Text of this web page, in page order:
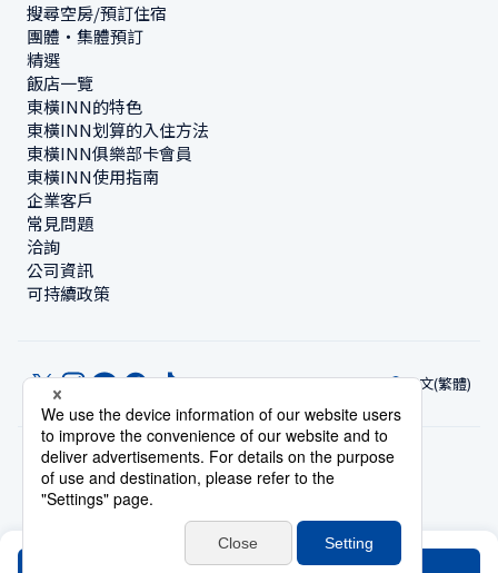
搜尋空房/預訂住宿
團體・集體預訂
精選
飯店一覽
東橫INN的特色
東橫INN划算的入住方法
東橫INN俱樂部卡會員
東橫INN使用指南
企業客戶
常見問題
洽詢
公司資訊
可持續政策
中文(繁體)
© Toyoko Inn Co., Ltd.
隱私設定隱私保護政策根據特定商業交易法的標示網站政策
帳號使用條款持卡會員條款